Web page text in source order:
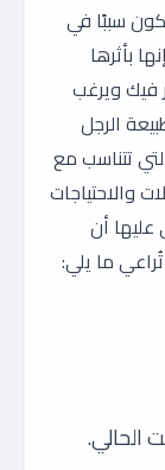
سببًا في
بأثرها
فيك ويرغب
الرجل
تتناسب مع
والاحتياجات
أن
ما يلي:
الحالي.